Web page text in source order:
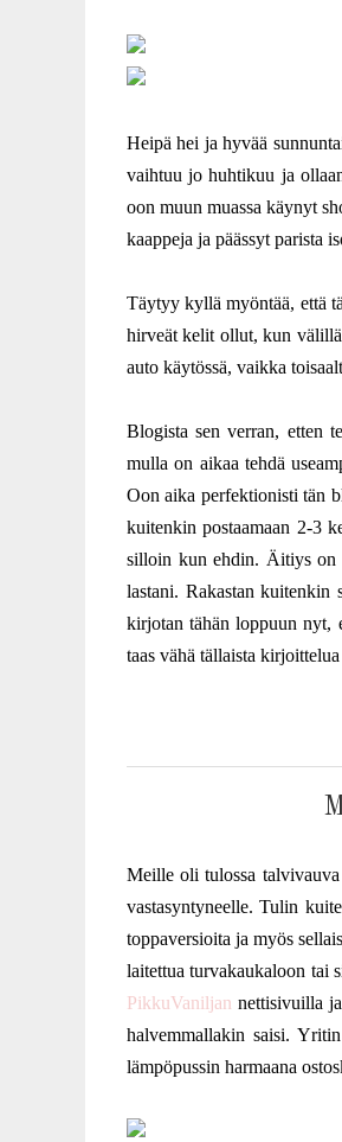
Heipä hei ja hyvää
vaihtuu jo huhtikuu ja
oon muun muassa käynyt
kaappeja ja päässyt parista
Täytyy kyllä myöntää, että
hirveät kelit ollut, kun
auto käytössä, vaikka
Blogista sen verran, etten
mulla on aikaa tehdä
Oon aika perfektionisti tän
kuitenkin postaamaan 2-3
silloin kun ehdin. Äitiys on
lastani. Rakastan kuitenkin
kirjotan tähän loppuun nyt,
taas vähä tällaista
Meille oli tulossa
vastasyntyneelle. Tulin
toppaversioita ja myös
laitettua turvakaukaloon tai
PikkuVaniljan nettisivuilla
halvemmallakin saisi.
lämpöpussin harmaana